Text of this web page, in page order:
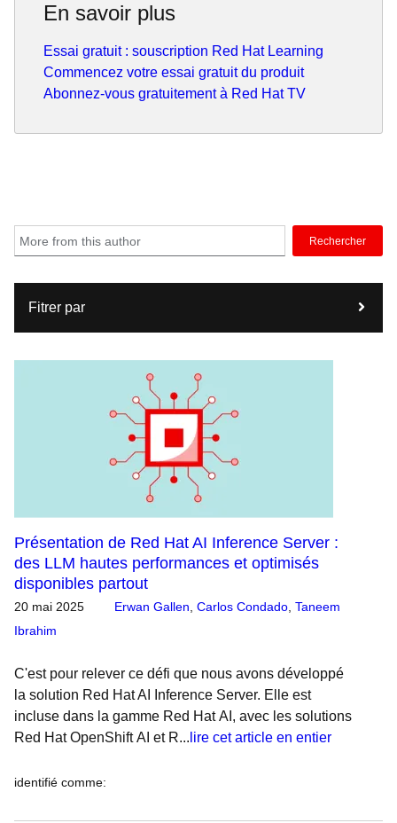
En savoir plus
Essai gratuit : souscription Red Hat Learning
Commencez votre essai gratuit du produit
Abonnez-vous gratuitement à Red Hat TV
Rechercher
Fitrer par
Présentation de Red Hat AI Inference Server :
des LLM hautes performances et optimisés
disponibles partout
20 mai 2025 Erwan Gallen Carlos Condado Taneem
Ibrahim
C'est pour relever ce défi que nous avons développé
la solution Red Hat AI Inference Server. Elle est
incluse dans la gamme Red Hat AI, avec les solutions
Red Hat OpenShift AI et R... lire cet article en entier
identifié comme: